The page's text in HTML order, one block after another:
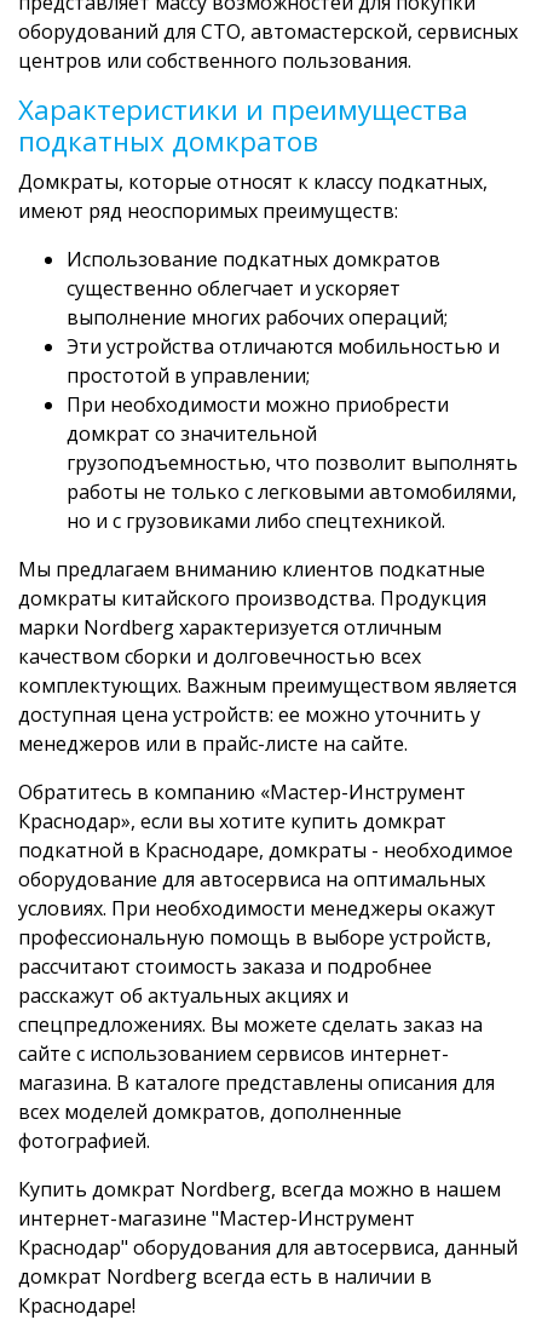
оборудований для СТО, автомастерской, сервисных
центров или собственного пользования.
Характеристики и преимущества
подкатных домкратов
Домкраты, которые относят к классу подкатных,
имеют ряд неоспоримых преимуществ:
Использование подкатных домкратов
существенно облегчает и ускоряет
выполнение многих рабочих операций;
Эти устройства отличаются мобильностью и
простотой в управлении;
При необходимости можно приобрести
домкрат со значительной
грузоподъемностью, что позволит выполнять
работы не только с легковыми автомобилями,
но и с грузовиками либо спецтехникой.
Мы предлагаем вниманию клиентов подкатные
домкраты китайского производства. Продукция
марки Nordberg характеризуется отличным
качеством сборки и долговечностью всех
комплектующих. Важным преимуществом является
доступная цена устройств: ее можно уточнить у
менеджеров или в прайс-листе на сайте.
Обратитесь в компанию «Мастер-Инструмент
Краснодар», если вы хотите купить домкрат
подкатной в Краснодаре, домкраты - необходимое
оборудование для автосервиса на оптимальных
условиях. При необходимости менеджеры окажут
профессиональную помощь в выборе устройств,
рассчитают стоимость заказа и подробнее
расскажут об актуальных акциях и
спецпредложениях. Вы можете сделать заказ на
сайте с использованием сервисов интернет-
магазина. В каталоге представлены описания для
всех моделей домкратов, дополненные
фотографией.
Купить домкрат Nordberg, всегда можно в нашем
интернет-магазине "Мастер-Инструмент
Краснодар" оборудования для автосервиса, данный
домкрат Nordberg всегда есть в наличии в
Краснодаре!